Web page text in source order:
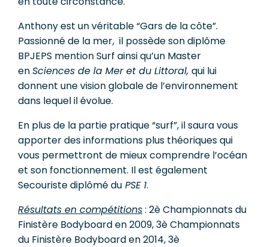
Anthony est un véritable “Gars de la côte”.
Passionné de la mer, il possède son diplôme
BPJEPS mention Surf ainsi qu’un Master
enSciences de la Mer et du Littoral, qui lui
donnent une vision globale de l’environnement
dans lequel il évolue.
En plus de la partie pratique “surf”, il saura vous
apporter des informations plus théoriques qui
vous permettront de mieux comprendre l’océan
et son fonctionnement. Il est également
Secouriste diplômé du PSE 1.
Résultats en compétitions: 2è Championnats du
Finistère Bodyboard en 2009, 3è Championnats
du Finistère Bodyboard en 2014, 3è